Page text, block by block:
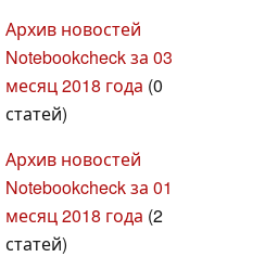
Архив новостей
Notebookcheck за 03
месяц 2018 года (0
статей)
Архив новостей
Notebookcheck за 01
месяц 2018 года (2
статей)